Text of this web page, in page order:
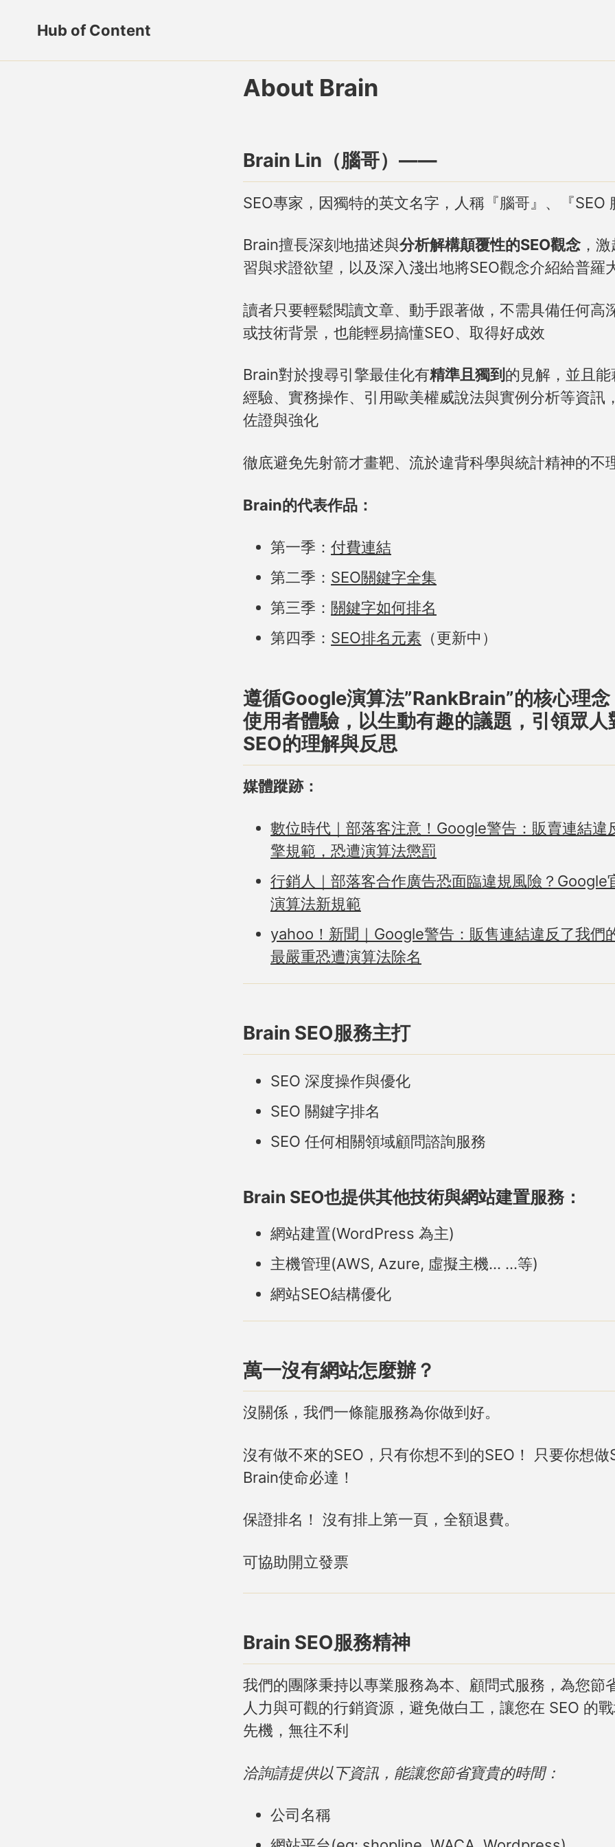
主
内
頁
Hub of Content
About Brain
Brain Lin（腦哥）——
SEO專家，因獨特的英文名字，人稱『腦哥』、『SEO
Brain擅長深刻地描述與分析解構顛覆性的SEO觀念，激
習與求證欲望，以及深入淺出地將SEO觀念介紹給普羅
讀者只要輕鬆閱讀文章、動手跟著做，不需具備任何高
或技術背景，也能輕易搞懂SEO、取得好成效
Brain對於搜尋引擎最佳化有精準且獨到 的見解，並且
經驗、實務操作、引用歐美權威說法與實例分析等資訊
佐證與強化
徹底避免先射箭才畫靶、流於違背科學與統計精神的不
Brain的代表作品：
第一季： 付費連結
第二季： SEO關鍵字全集
第三季： 關鍵字如何排名
第四季： SEO排名元素 （更新中）
遵循Google演算法”RankBrain”的核心理
使用者體驗，以生動有趣的議題，引領眾人
SEO的理解與反思
媒體蹤跡：
數位時代｜部落客注意！Google警告：販賣連結違
擎規範，恐遭演算法懲罰
行銷人｜部落客合作廣告恐面臨違規風險？Google
演算法新規範
yahoo！新聞｜Google警告：販售連結違反了我們
最嚴重恐遭演算法除名
Brain SEO服務主打
SEO 深度操作與優化
SEO 關鍵字排名
SEO 任何相關領域顧問諮詢服務
Brain SEO也提供其他技術與網站建置服務：
網站建置(WordPress 為主)
主機管理(AWS, Azure, 虛擬主機… …等)
網站SEO結構優化
萬一沒有網站怎麼辦？
沒關係，我們一條龍服務為你做到好。
沒有做不來的SEO，只有你想不到的SEO！ 只要你想做
Brain使命必達！
保證排名！ 沒有排上第一頁，全額退費。
可協助開立發票
Brain SEO服務精神
我們的團隊秉持以專業服務為本、顧問式服務，為您節
人力與可觀的行銷資源，避免做白工，讓您在 SEO 的
先機，無往不利
洽詢請提供以下資訊，能讓您節省寶貴的時間：
公司名稱